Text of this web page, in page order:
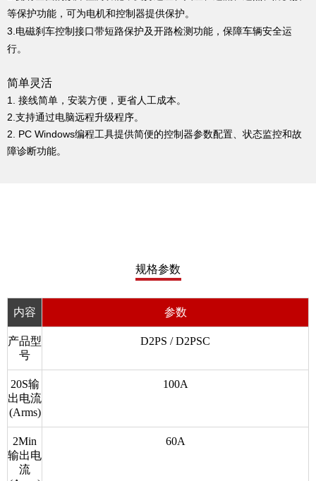
等保护功能，可为电机和控制器提供保护。
3. 电磁刹车控制接口带短路保护及开路检测功能，保障车辆安全运
行。
简单灵活
1. 接线简单，安装方便，更省人工成本。
2.支持通过电脑远程升级程序。
2. PC Windows编程工具提供简便的控制器参数配置、状态监控和故
障诊断功能。
规格参数
内容 参数
产品型
号
D2PS / D2PSC
20S输
出电流
(Arms)
100A
2Min
输出电
流
60A